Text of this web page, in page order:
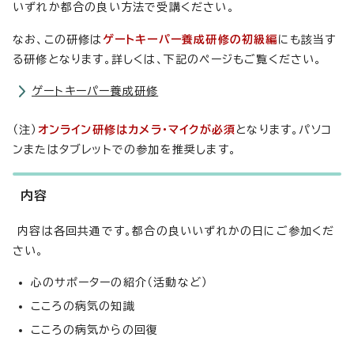
いずれか都合の良い方法で受講ください。
なお、この研修は ゲートキーパー養成研修の初級編 にも該当す
る研修となります。詳しくは、下記のページもご覧ください。
ゲートキーパー養成研修
（注） オンライン研修はカメラ・マイクが必須 となります。パソコ
ンまたはタブレットでの参加を推奨します。
内容
内容は各回共通です。都合の良いいずれかの日にご参加くだ
さい。
心のサポーターの紹介（活動など）
こころの病気の知識
こころの病気からの回復